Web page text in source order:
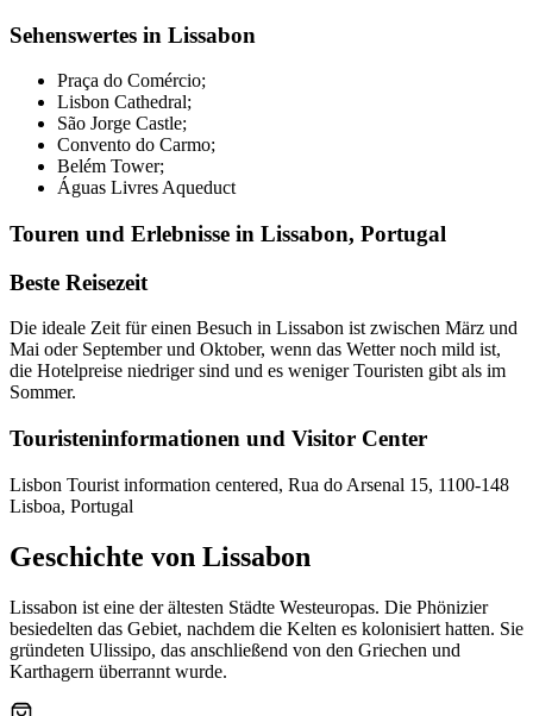
Sehenswertes in Lissabon
Praça do Comércio;
Lisbon Cathedral;
São Jorge Castle;
Convento do Carmo;
Belém Tower;
Águas Livres Aqueduct
Touren und Erlebnisse in Lissabon, Portugal
Beste Reisezeit
Die ideale Zeit für einen Besuch in Lissabon ist zwischen März und
Mai oder September und Oktober, wenn das Wetter noch mild ist,
die Hotelpreise niedriger sind und es weniger Touristen gibt als im
Sommer.
Touristeninformationen und Visitor Center
Lisbon Tourist information centered, Rua do Arsenal 15, 1100-148
Lisboa, Portugal
Geschichte von Lissabon
Lissabon ist eine der ältesten Städte Westeuropas. Die Phönizier
besiedelten das Gebiet, nachdem die Kelten es kolonisiert hatten. Sie
gründeten Ulissipo, das anschließend von den Griechen und
Karthagern überrannt wurde.